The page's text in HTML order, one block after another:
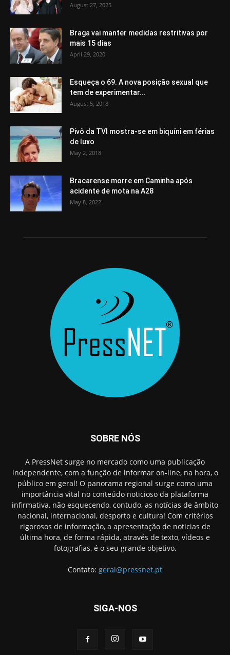
August 27, 2025
Braga vai manter medidas restritivas por
mais 15 dias
April 29, 2020
Esqueça o 69. A nova posição sexual que
tem de experimentar...
August 5, 2018
Pivô da TVI mostra-se em biquíni em férias
de luxo
May 2, 2018
Bracarense morre em Caminha após
acidente de mota na A28
May 8, 2022
SOBRE NÓS
A PressNet surge no mercado como uma publicação
independente, com a função de informar on-line, na hora, o
público em geral! O panorama regional surge como uma
importância vital no conteúdo noticioso da plataforma
infirmativa, não esquecendo, contudo, as notícias de âmbito
nacional, internacional, desporto e cultura! Com critérios
rigorosos de informação, a apresentação de noticias de
última hora, de forma rápida, através de texto, vídeos e
fotografias, é o seu grande objetivo.
Contato: geral@pressnet.pt
SIGA-NOS